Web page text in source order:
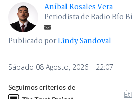
Aníbal Rosales Vera
Periodista de Radio Bío
Publicado porLindy Sandoval
Sábado 08 Agosto, 2026 | 22:07
Seguimos criterios de